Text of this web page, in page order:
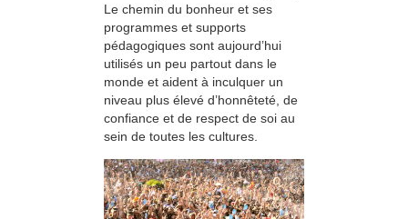
Le chemin du bonheur et ses
programmes et supports
pédagogiques sont aujourd’hui
utilisés un peu partout dans le
monde et aident à inculquer un
niveau plus élevé d’honnêteté, de
confiance et de respect de soi au
sein de toutes les cultures.